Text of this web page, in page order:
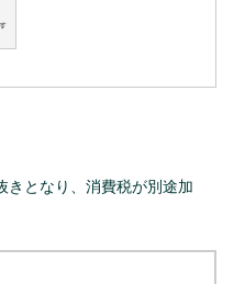
となり、消費税が別途加